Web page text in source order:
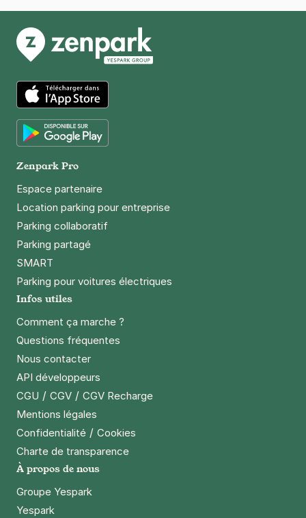
4,2 (486 avis)
Réserver
+ Abonnements disponibles
75020Paris
3,50 € /heure,25 €/jour,
Réserver
+ Abonnements disponibles
Paris - Père Lachaise - avenue de la
4,5(158 avis)
3,50 €/heure,25 €/jour,
App Store
Zenpark Pro
Espace partenaire
Location parking pour entreprise
Parking collaboratif
Parking partagé
SMART
Parking pour voitures électriques
Infos utiles
Comment ça marche ?
Questions fréquentes
Nous contacter
API développeurs
CGU / CGV / CGV Recharge
Mentions légales
Confidentialité / Cookies
Charte de transparence
À propos de nous
Groupe Yespark
Yespark